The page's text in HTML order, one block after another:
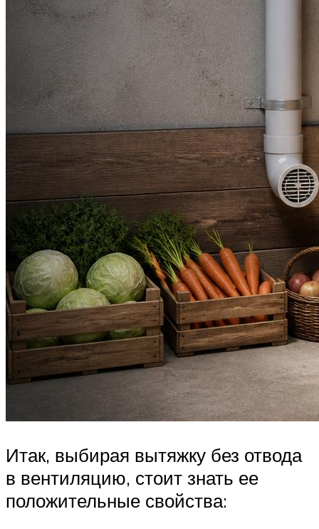
Итак, выбирая вытяжку без отвода
в вентиляцию, стоит знать ее
положительные свойства: